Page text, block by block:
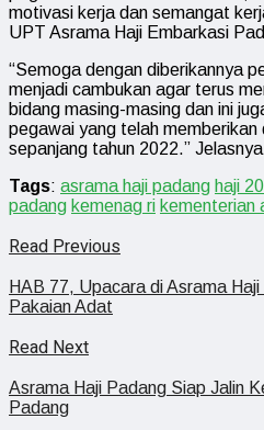
motivasi kerja dan semangat
UPT Asrama Haji Embarkasi
“Semoga dengan diberikannya
menjadi cambukan agar terus
bidang masing-masing dan ini
pegawai yang telah
sepanjang tahun 2022.”
Tags: asrama haji padang haji
padang kemenag ri kementerian
Read Previous
HAB 77, Upacara di Asrama
Pakaian Adat
Read Next
Asrama Haji Padang Siap Jalin
Padang